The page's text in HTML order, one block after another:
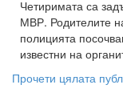
Четиримата са
МВР. Родителите
полицията
известни на
Прочети цялата